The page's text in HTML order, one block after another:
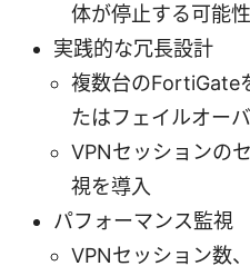
体が停止する可能
実践的な冗長設計
複数台のFortiGate
たはフェイルオー
VPNセッションの
視を導入
パフォーマンス監視
VPNセッション数